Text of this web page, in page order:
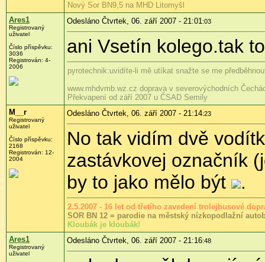
Nový Sor BN9,5 na MHD Litomyšl
Ares1
Registrovaný
uživatel
Číslo příspěvku:
3036
Registrován: 4-
2006
Odesláno Čtvrtek, 06. září 2007 - 21:01:03
ani Vsetín kolego.tak
pyrotechnik:uvidíte-li mě utíkat snažte se me
www.mhdvmb.wz.cz doprava v severovýchodních
Překvapení od září 2007 u ČSAD Semily
M__r
Registrovaný
uživatel
Číslo příspěvku:
2168
Registrován: 12-
2004
Odesláno Čtvrtek, 06. září 2007 - 21:14:23
No tak vidím dvě
zastávkovej označník
by to jako mělo být
.
2.5.2007 - 16 let od třetího zavedení trolejbusové
SOR BN 12 = parodie na městský nízkopodlažní
Kloubák je kloubák!
Ares1
Registrovaný
uživatel
Odesláno Čtvrtek, 06. září 2007 - 21:16:48